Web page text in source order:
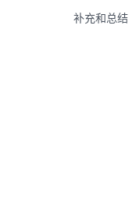
补充和总结